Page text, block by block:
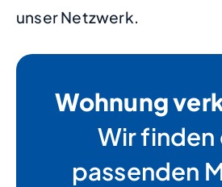
unser Netzwerk.
Wohnung
Wir finden
passenden